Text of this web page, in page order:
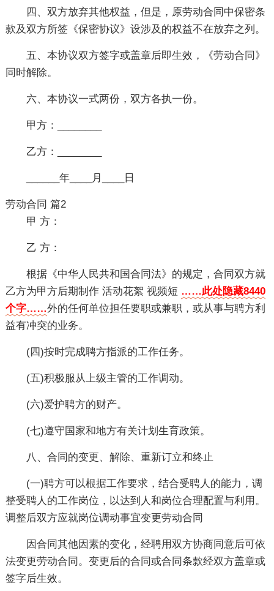
四、双方放弃其他权益，但是，原劳动合同中保密条
款及双方所签《保密协议》设涉及的权益不在放弃之列。
五、本协议双方签字或盖章后即生效，《劳动合同》
同时解除。
六、本协议一式两份，双方各执一份。
甲方：________
乙方：________
______年____月____日
劳动合同 篇2
甲 方：
乙 方：
根据《中华人民共和国合同法》的规定，合同双方就
乙方为甲方后期制作 活动花絮 视频短 ……此处隐藏8440
个字……外的任何单位担任要职或兼职，或从事与聘方利
益有冲突的业务。
(四)按时完成聘方指派的工作任务。
(五)积极服从上级主管的工作调动。
(六)爱护聘方的财产。
(七)遵守国家和地方有关计划生育政策。
八、合同的变更、解除、重新订立和终止
(一)聘方可以根据工作要求，结合受聘人的能力，调
整受聘人的工作岗位，以达到人和岗位合理配置与利用。
调整后双方应就岗位调动事宜变更劳动合同
因合同其他因素的变化，经聘用双方协商同意后可依
法变更劳动合同。变更后的合同或合同条款经双方盖章或
签字后生效。